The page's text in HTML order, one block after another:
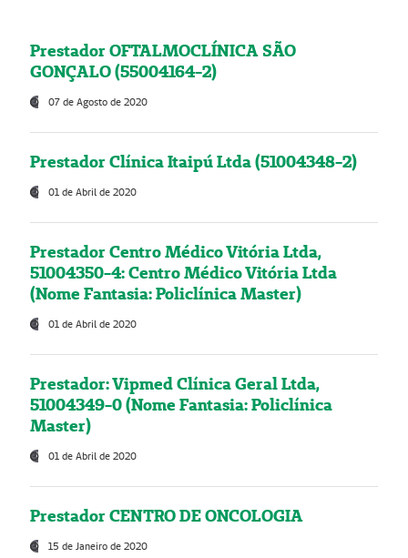
Prestador OFTALMOCLÍNICA SÃO
GONÇALO (55004164-2)
07 de Agosto de 2020
Prestador Clínica Itaipú Ltda (51004348-2)
01 de Abril de 2020
Prestador Centro Médico Vitória Ltda,
51004350-4: Centro Médico Vitória Ltda
(Nome Fantasia: Policlínica Master)
01 de Abril de 2020
Prestador: Vipmed Clínica Geral Ltda,
51004349-0 (Nome Fantasia: Policlínica
Master)
01 de Abril de 2020
Prestador CENTRO DE ONCOLOGIA
15 de Janeiro de 2020